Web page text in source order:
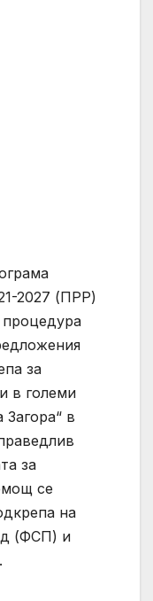
2027 (ПРР)
процедура
за
в големи
в
за
се
на
(ФСП) и